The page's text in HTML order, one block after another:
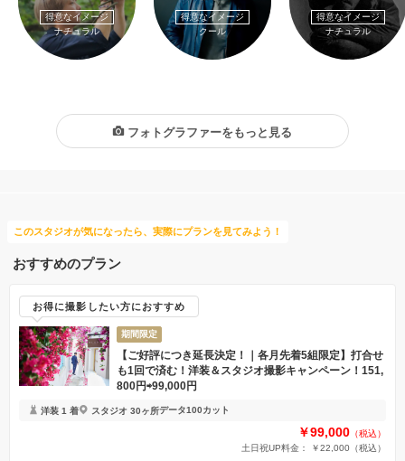
得意なイメージ
ナチュラル
得意なイメージ
クール
得意なイメージ
ナチュラル
フォトグラファーをもっと見る
このスタジオが気になったら、実際にプランを見てみよう！
おすすめのプラン
お得に撮影したい方におすすめ
期間限定
【ご好評につき延長決定！｜各月先着5組限定】打合せ
も1回で済む！洋装＆スタジオ撮影キャンペーン！151,
800円⇨99,000円
洋装 1 着 スタジオ 30ヶ所データ100カット
￥99,000 （税込）
土日祝UP料金： ￥22,000 （税込）